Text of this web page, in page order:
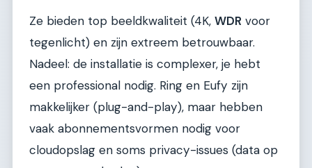
Ze bieden top beeldkwaliteit (4K, WDR voor
tegenlicht) en zijn extreem betrouwbaar.
Nadeel: de installatie is complexer, je hebt
een professional nodig. Ring en Eufy zijn
makkelijker (plug-and-play), maar hebben
vaak abonnementsvormen nodig voor
cloudopslag en soms privacy-issues (data op